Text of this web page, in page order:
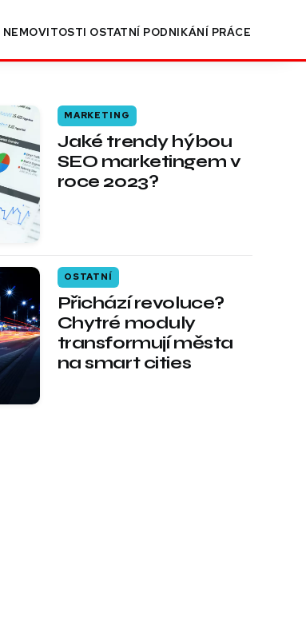
NEMOVITOSTI OSTATNÍ PODNIKÁNÍ PRÁCE
Jaké trendy hýbou
SEO marketingem v
roce 2023?
MARKETING
Přichází revoluce?
Chytré moduly
transformují města
na smart cities
OSTATNÍ